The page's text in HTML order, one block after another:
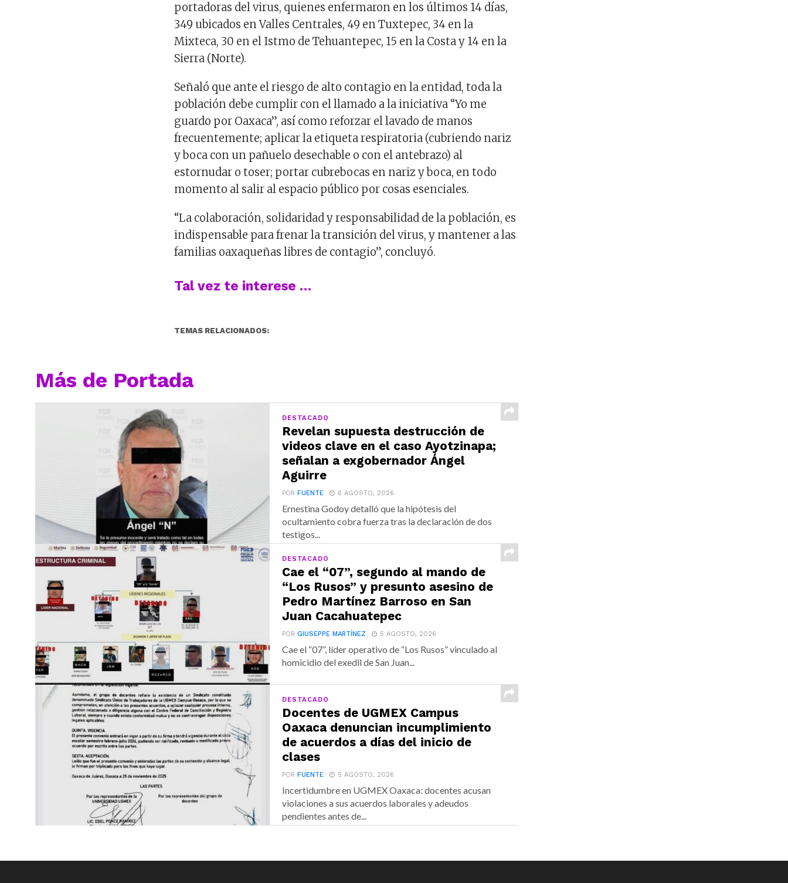
portadoras del virus, quienes enfermaron en los últimos 14 días,
349 ubicados en Valles Centrales, 49 en Tuxtepec, 34 en la
Mixteca, 30 en el Istmo de Tehuantepec, 15 en la Costa y 14 en la
Sierra (Norte).
Señaló que ante el riesgo de alto contagio en la entidad, toda la
población debe cumplir con el llamado a la iniciativa “Yo me
guardo por Oaxaca”, así como reforzar el lavado de manos
frecuentemente; aplicar la etiqueta respiratoria (cubriendo nariz
y boca con un pañuelo desechable o con el antebrazo) al
estornudar o toser; portar cubrebocas en nariz y boca, en todo
momento al salir al espacio público por cosas esenciales.
“La colaboración, solidaridad y responsabilidad de la población, es
indispensable para frenar la transición del virus, y mantener a las
familias oaxaqueñas libres de contagio”, concluyó.
Tal vez te interese …
TEMAS RELACIONADOS:
Más de Portada
DESTACADO
Revelan supuesta destrucción de
videos clave en el caso Ayotzinapa;
señalan a exgobernador Ángel
Aguirre
POR FUENTE 6 AGOSTO, 2026
Ernestina Godoy detalló que la hipótesis del
ocultamiento cobra fuerza tras la declaración de dos
testigos...
DESTACADO
Cae el “07”, segundo al mando de
“Los Rusos” y presunto asesino de
Pedro Martínez Barroso en San
Juan Cacahuatepec
PORGIUSEPPE MARTÍNEZ 5 AGOSTO, 2026
Cae el “07”, líder operativo de “Los Rusos” vinculado al
homicidio del exedil de San Juan...
DESTACADO
Docentes de UGMEX Campus
Oaxaca denuncian incumplimiento
de acuerdos a días del inicio de
clases
POR FUENTE 5 AGOSTO, 2026
Incertidumbre en UGMEX Oaxaca: docentes acusan
violaciones a sus acuerdos laborales y adeudos
pendientes antes de...